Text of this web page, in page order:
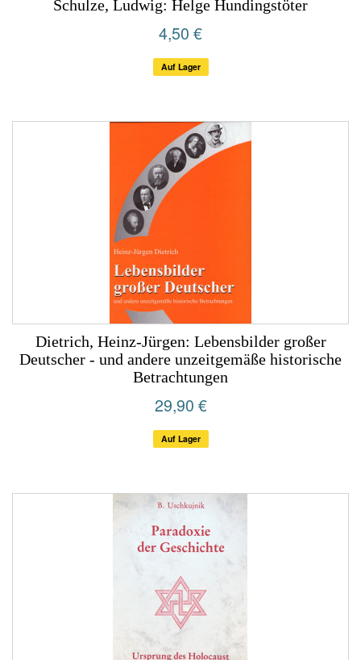
Schulze, Ludwig: Helge Hundingstöter
4,50 €
Auf Lager
Dietrich, Heinz-Jürgen: Lebensbilder großer
Deutscher - und andere unzeitgemäße historische
Betrachtungen
29,90 €
Auf Lager